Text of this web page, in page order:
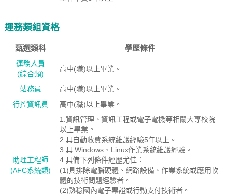
運務類組資格
甄選類科 學歷條件
運務人員
(綜合類)
高中(職)以上畢業。
站務員
高中(職)以上畢業。
行控資訊員
高中(職)以上畢業。
助理工程師
(AFC系統類)
1.資訊管理、資訊工程或電子電機等相關大專校院
以上畢業。
2.具自動收費系統維護經驗5年以上。
3.具 Windows、Linux作業系統維護經驗。
4.具備下列條件經歷尤佳：
(1)具排除電腦硬體、網路設備、作業系統或應用軟
體的技術問題經驗者。
(2)熟稔國內電子票證或行動支付技術者。